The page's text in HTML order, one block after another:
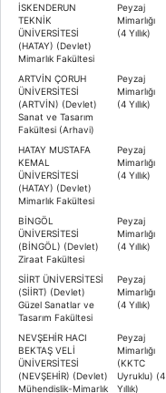
İSKENDERUN
TEKNİK
ÜNİVERSİTESİ
(HATAY) (Devlet)
Mimarlık Fakültesi
Peyzaj
Mimarlığı
(4 Yıllık)
ARTVİN ÇORUH
ÜNİVERSİTESİ
(ARTVİN) (Devlet)
Sanat ve Tasarım
Fakültesi (Arhavi)
Peyzaj
Mimarlığı
(4 Yıllık)
HATAY MUSTAFA
KEMAL
ÜNİVERSİTESİ
(HATAY) (Devlet)
Mimarlık Fakültesi
Peyzaj
Mimarlığı
(4 Yıllık)
BİNGÖL
ÜNİVERSİTESİ
(BİNGÖL) (Devlet)
Ziraat Fakültesi
Peyzaj
Mimarlığı
(4 Yıllık)
SİİRT ÜNİVERSİTESİ
(SİİRT) (Devlet)
Güzel Sanatlar ve
Tasarım Fakültesi
Peyzaj
Mimarlığı
(4 Yıllık)
NEVŞEHİR HACI
BEKTAŞ VELİ
ÜNİVERSİTESİ
(NEVŞEHİR) (Devlet)
Mühendislik-Mimarlık
Peyzaj
Mimarlığı
(KKTC
Uyruklu) (4
Yıllık)